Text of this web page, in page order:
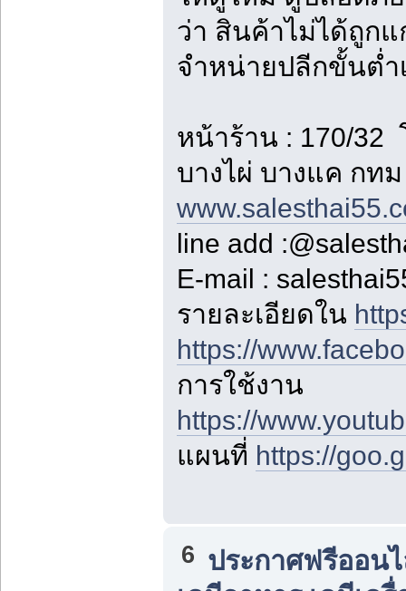
ว่า สินค้าไม่ได้ถูก
จำหน่ายปลีกขั้นต่ำ
หน้าร้าน : 170/32
บางไผ่ บางแค กท
line add
E-mail :
รายละเอียดใน
https://
การใช้งาน
https://
แผนที่ https://
6 ประกาศฟรีออน